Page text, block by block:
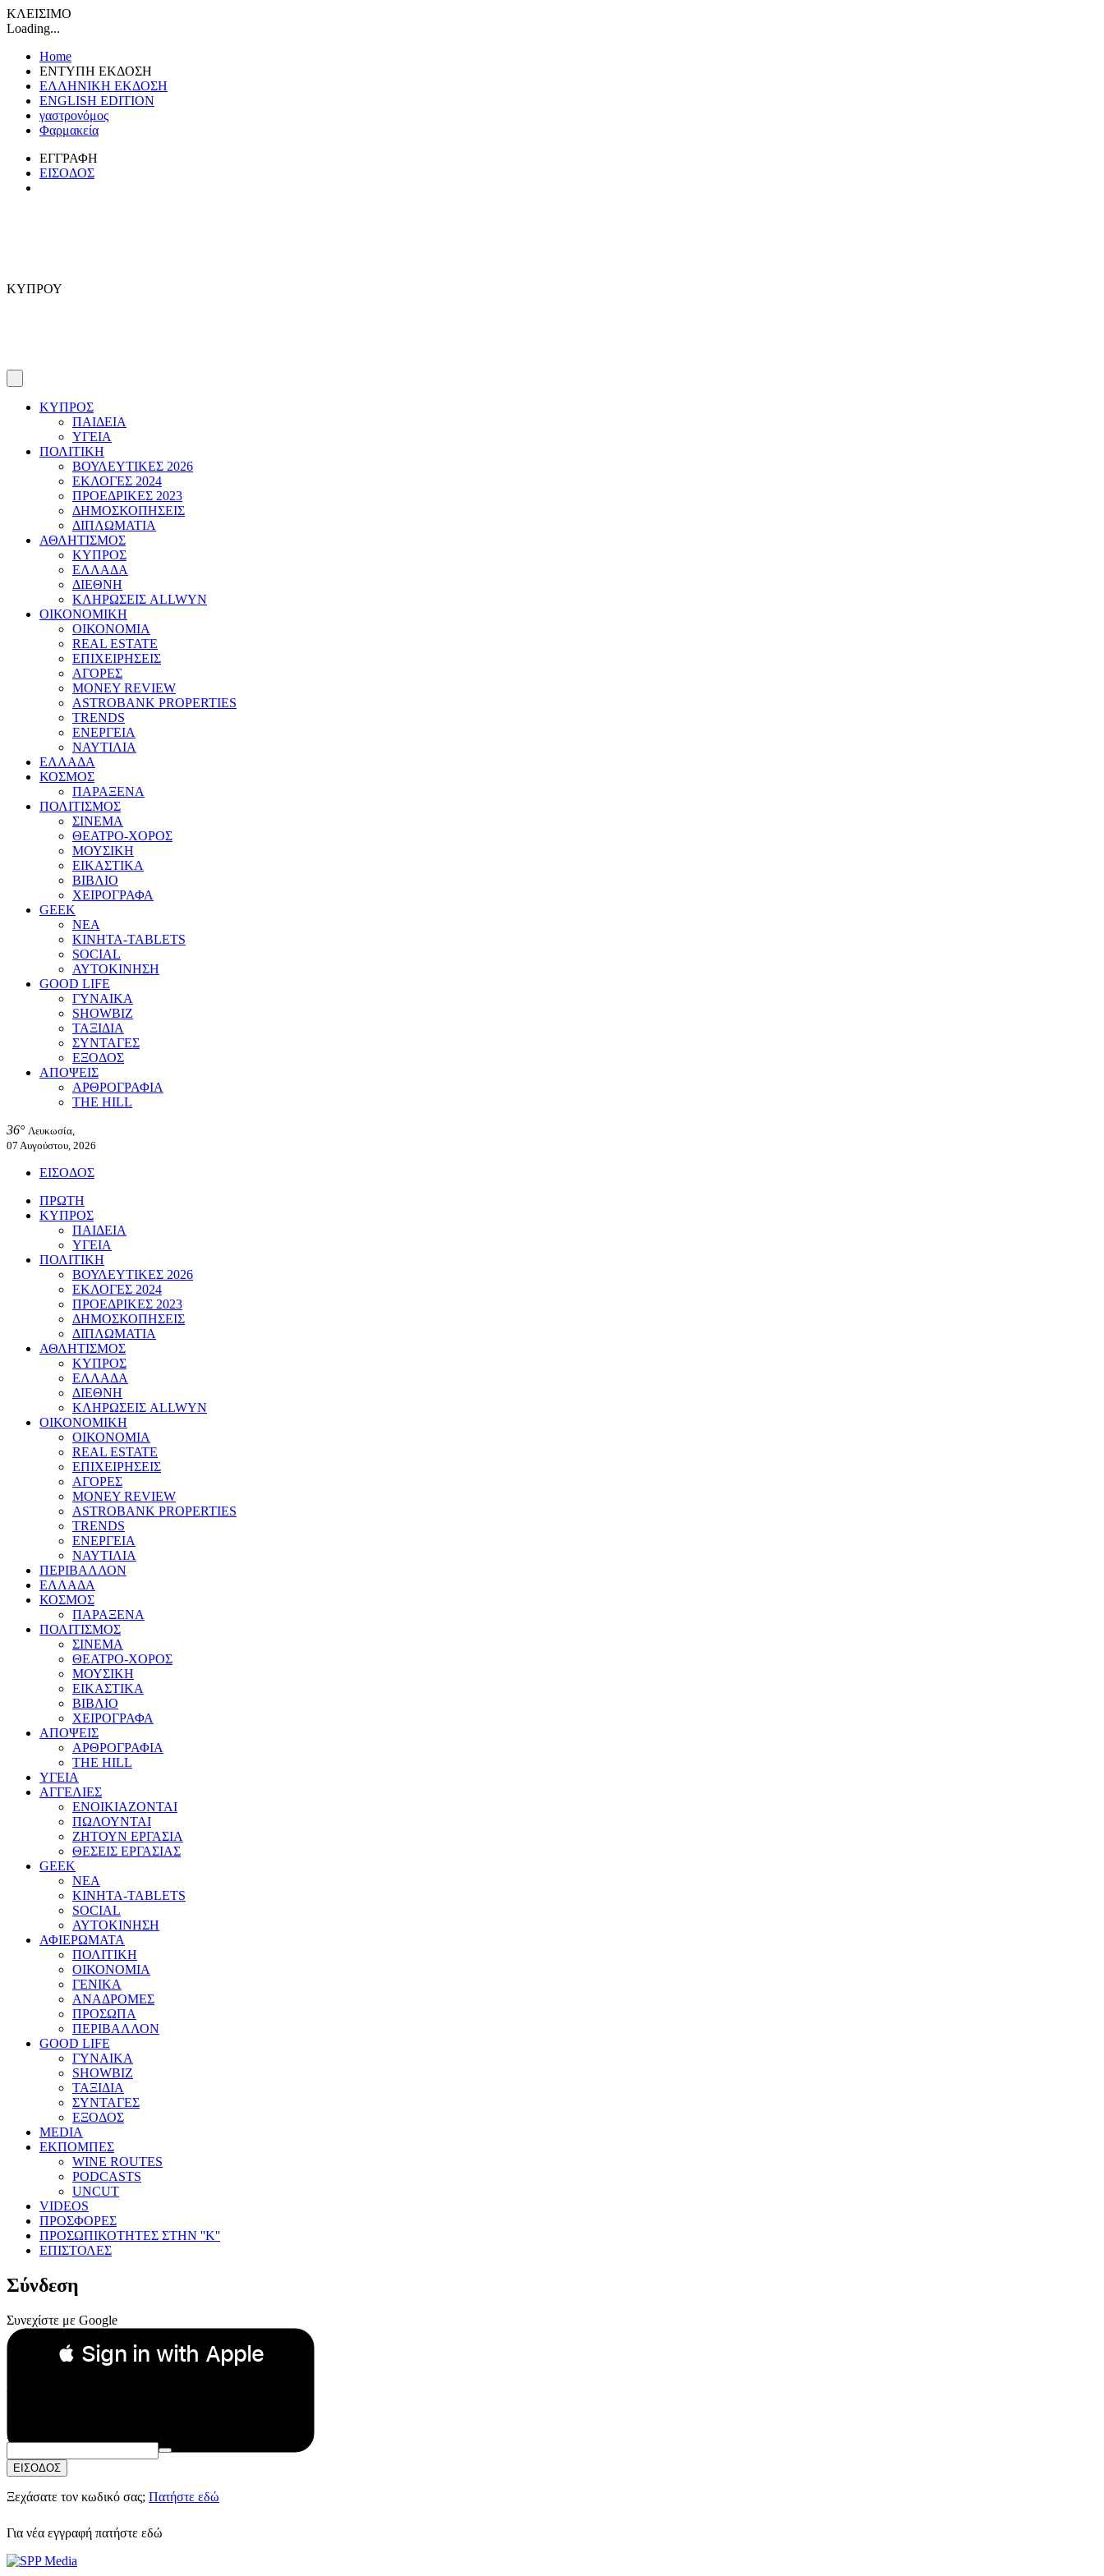
ΚΛΕΙΣΙΜΟ
Loading...
Home
ΕΝΤΥΠΗ ΕΚΔΟΣΗ
ΕΛΛΗΝΙΚΗ ΕΚΔΟΣΗ
ENGLISH EDITION
γαστρονόμος
Φαρμακεία
ΕΓΓΡΑΦΗ
ΕΙΣΟΔΟΣ
ΚΥΠΡΟΥ
ΚΥΠΡΟΣ
ΠΑΙΔΕΙΑ
ΥΓΕΙΑ
ΠΟΛΙΤΙΚΗ
ΒΟΥΛΕΥΤΙΚΕΣ 2026
ΕΚΛΟΓΕΣ 2024
ΠΡΟΕΔΡΙΚΕΣ 2023
ΔΗΜΟΣΚΟΠΗΣΕΙΣ
ΔΙΠΛΩΜΑΤΙΑ
ΑΘΛΗΤΙΣΜΟΣ
ΚΥΠΡΟΣ
ΕΛΛΑΔΑ
ΔΙΕΘΝΗ
ΚΛΗΡΩΣΕΙΣ ALLWYN
ΟΙΚΟΝΟΜΙΚΗ
ΟΙΚΟΝΟΜΙΑ
REAL ESTATE
ΕΠΙΧΕΙΡΗΣΕΙΣ
ΑΓΟΡΕΣ
MONEY REVIEW
ASTROBANK PROPERTIES
TRENDS
ΕΝΕΡΓΕΙΑ
ΝΑΥΤΙΛΙΑ
ΕΛΛΑΔΑ
ΚΟΣΜΟΣ
ΠΑΡΑΞΕΝΑ
ΠΟΛΙΤΙΣΜΟΣ
ΣΙΝΕΜΑ
ΘΕΑΤΡΟ-ΧΟΡΟΣ
ΜΟΥΣΙΚΗ
ΕΙΚΑΣΤΙΚΑ
ΒΙΒΛΙΟ
ΧΕΙΡΟΓΡΑΦΑ
GEEK
ΝΕΑ
ΚΙΝΗΤΑ-TABLETS
SOCIAL
ΑΥΤΟΚΙΝΗΣΗ
GOOD LIFE
ΓΥΝΑΙΚΑ
SHOWBIZ
ΤΑΞΙΔΙΑ
ΣΥΝΤΑΓΕΣ
ΕΞΟΔΟΣ
ΑΠΟΨΕΙΣ
ΑΡΘΡΟΓΡΑΦΙΑ
THE HILL
36° Λευκωσία,
07 Αυγούστου, 2026
ΕΙΣΟΔΟΣ
ΠΡΩΤΗ
ΚΥΠΡΟΣ
ΠΑΙΔΕΙΑ
ΥΓΕΙΑ
ΠΟΛΙΤΙΚΗ
ΒΟΥΛΕΥΤΙΚΕΣ 2026
ΕΚΛΟΓΕΣ 2024
ΠΡΟΕΔΡΙΚΕΣ 2023
ΔΗΜΟΣΚΟΠΗΣΕΙΣ
ΔΙΠΛΩΜΑΤΙΑ
ΑΘΛΗΤΙΣΜΟΣ
ΚΥΠΡΟΣ
ΕΛΛΑΔΑ
ΔΙΕΘΝΗ
ΚΛΗΡΩΣΕΙΣ ALLWYN
ΟΙΚΟΝΟΜΙΚΗ
ΟΙΚΟΝΟΜΙΑ
REAL ESTATE
ΕΠΙΧΕΙΡΗΣΕΙΣ
ΑΓΟΡΕΣ
MONEY REVIEW
ASTROBANK PROPERTIES
TRENDS
ΕΝΕΡΓΕΙΑ
ΝΑΥΤΙΛΙΑ
ΠΕΡΙΒΑΛΛΟΝ
ΕΛΛΑΔΑ
ΚΟΣΜΟΣ
ΠΑΡΑΞΕΝΑ
ΠΟΛΙΤΙΣΜΟΣ
ΣΙΝΕΜΑ
ΘΕΑΤΡΟ-ΧΟΡΟΣ
ΜΟΥΣΙΚΗ
ΕΙΚΑΣΤΙΚΑ
ΒΙΒΛΙΟ
ΧΕΙΡΟΓΡΑΦΑ
ΑΠΟΨΕΙΣ
ΑΡΘΡΟΓΡΑΦΙΑ
THE HILL
ΥΓΕΙΑ
ΑΓΓΕΛΙΕΣ
ΕΝΟΙΚΙΑΖΟΝΤΑΙ
ΠΩΛΟΥΝΤΑΙ
ΖΗΤΟΥΝ ΕΡΓΑΣΙΑ
ΘΕΣΕΙΣ ΕΡΓΑΣΙΑΣ
GEEK
ΝΕΑ
ΚΙΝΗΤΑ-TABLETS
SOCIAL
ΑΥΤΟΚΙΝΗΣΗ
ΑΦΙΕΡΩΜΑΤΑ
ΠΟΛΙΤΙΚΗ
ΟΙΚΟΝΟΜΙΑ
ΓΕΝΙΚΑ
ΑΝΑΔΡΟΜΕΣ
ΠΡΟΣΩΠΑ
ΠΕΡΙΒΑΛΛΟΝ
GOOD LIFE
ΓΥΝΑΙΚΑ
SHOWBIZ
ΤΑΞΙΔΙΑ
ΣΥΝΤΑΓΕΣ
ΕΞΟΔΟΣ
MEDIA
ΕΚΠΟΜΠΕΣ
WINE ROUTES
PODCASTS
UNCUT
VIDEOS
ΠΡΟΣΦΟΡΕΣ
ΠΡΟΣΩΠΙΚΟΤΗΤΕΣ ΣΤΗΝ ''Κ''
ΕΠΙΣΤΟΛΕΣ
Σύνδεση
Συνεχίστε με Google
 Sign in with Apple
Συνεχίστε με Apple
ή
Email:
Κωδικός Πρόσβασης:
ΕΙΣΟΔΟΣ
Ξεχάσατε τον κωδικό σας; Πατήστε εδώ
Για νέα εγγραφή πατήστε εδώ